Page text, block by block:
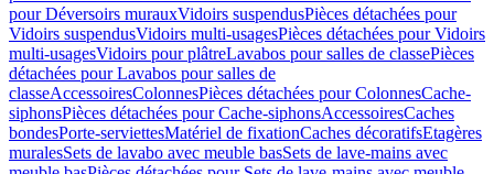
pour Déversoirs murauxVidoirs suspendusPièces détachées pour
Vidoirs suspendusVidoirs multi-usagesPièces détachées pour Vidoirs
multi-usagesVidoirs pour plâtreLavabos pour salles de classePièces
détachées pour Lavabos pour salles de
classeAccessoiresColonnesPièces détachées pour ColonnesCache-
siphonsPièces détachées pour Cache-siphonsAccessoiresCaches
bondesPorte-serviettesMatériel de fixationCaches décoratifsEtagères
muralesSets de lavabo avec meuble basSets de lave-mains avec